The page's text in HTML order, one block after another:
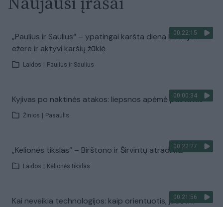
00:22:15
„Paulius ir Saulius“ – ypatingai karšta diena Dzūkijos
ežere ir aktyvi karšių žūklė
Laidos Paulius ir Saulius
00:00:34
Kyjivas po naktinės atakos: liepsnos apėmė pastatus
Žinios Pasaulis
00:22:27
„Kelionės tikslas“ – Birštono ir Širvintų atradimai
Laidos Kelionės tikslas
00:21:56
Kai neveikia technologijos: kaip orientuotis, judėti ir